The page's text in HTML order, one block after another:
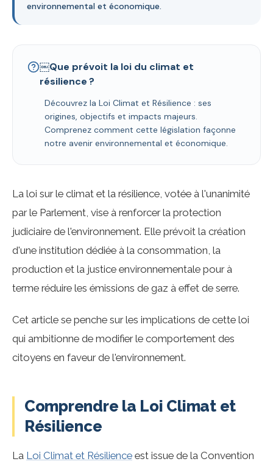
environnemental et économique.
￼Que prévoit la loi du climat et
résilience ?
Découvrez la Loi Climat et Résilience : ses
origines, objectifs et impacts majeurs.
Comprenez comment cette législation façonne
notre avenir environnemental et économique.
La loi sur le climat et la résilience, votée à l'unanimité
par le Parlement, vise à renforcer la protection
judiciaire de l'environnement. Elle prévoit la création
d'une institution dédiée à la consommation, la
production et la justice environnementale pour à
terme réduire les émissions de gaz à effet de serre.
Cet article se penche sur les implications de cette loi
qui ambitionne de modifier le comportement des
citoyens en faveur de l'environnement.
Comprendre la Loi Climat et
Résilience
La Loi Climat et Résilience est issue de la Convention